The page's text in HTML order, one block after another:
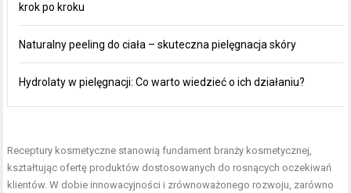
krok po kroku
Naturalny peeling do ciała – skuteczna pielęgnacja skóry
Hydrolaty w pielęgnacji: Co warto wiedzieć o ich działaniu?
Receptury kosmetyczne stanowią fundament branży kosmetycznej,
kształtując ofertę produktów dostosowanych do rosnących oczekiwań
klientów. W dobie innowacyjności i zrównoważonego rozwoju, zarówno